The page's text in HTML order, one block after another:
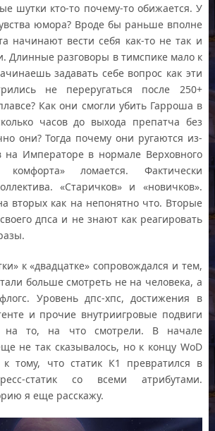
шутки кто-то почему-то обижается. У
юмора? Вроде бы раньше вполне
начинают вести себя как-то не так и
Длинные разговоры в тимспике мало к
задавать себе вопрос как эти
не переругаться после 250+
Как они смогли убить Гарроша в
часов до выхода препатча без
они? Тогда почему они ругаются из-
на Императоре в нормале Верховного
ломается. Фактически
«Старичков» и «новичков».
вторых как на непонятно что. Вторые
дпса и не знают как реагировать
к «двадцатке» сопровождался и тем,
больше смотреть не на человека, а
Уровень дпс-хпс, достижения в
и прочие внутриигровые подвиги
на то, на что смотрели. В начале
не так сказывалось, но к концу WoD
тому, что статик К1 превратился в
статик со всеми атрибутами.
я еще расскажу.